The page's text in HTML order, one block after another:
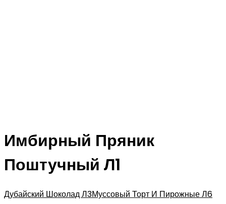
Имбирный Пряник
Поштучный Л1
Дубайский Шоколад Л3Муссовый Торт И Пирожные Л6